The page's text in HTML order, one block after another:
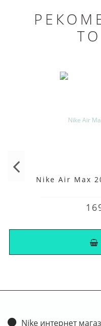
Nike Air Max
Nike интернет